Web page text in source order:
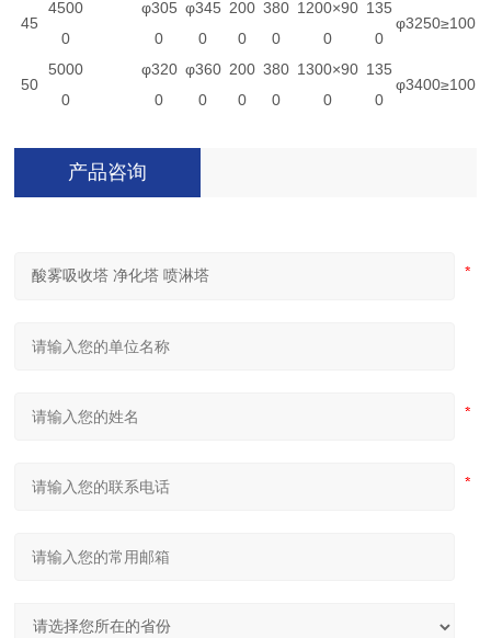
45
4500
0
φ305
0
φ345
0
200
0
380
0
1200×90
0
135
0
φ3250≥100
50
5000
0
φ320
0
φ360
0
200
0
380
0
1300×90
0
135
0
φ3400≥100
产品咨询